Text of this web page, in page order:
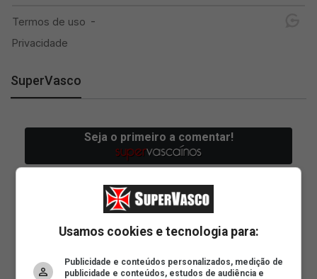
SuperVasco
Usamos cookies e tecnologia para:
Publicidade e conteúdos personalizados, medição de
publicidade e conteúdos, estudos de audiência e